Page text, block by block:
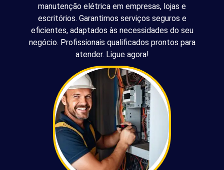
manutenção elétrica em empresas, lojas e
escritórios. Garantimos serviços seguros e
eficientes, adaptados às necessidades do seu
negócio. Profissionais qualificados prontos para
atender. Ligue agora!